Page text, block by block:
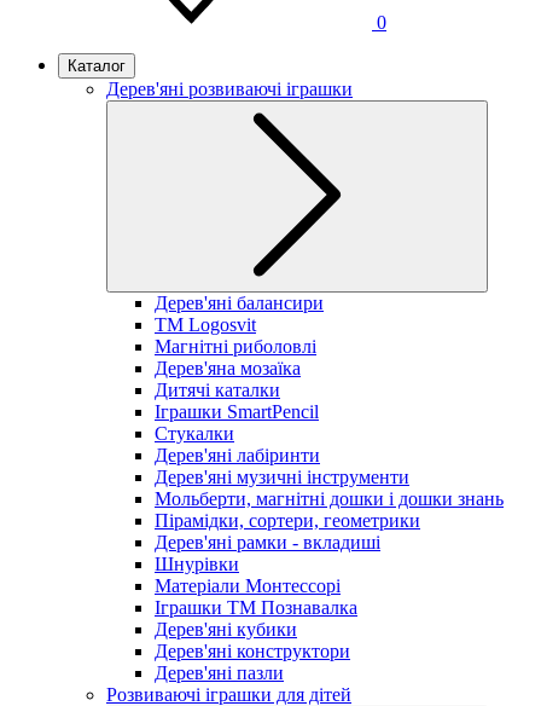
0
Каталог
Дерев'яні розвиваючі іграшки
Дерев'яні балансири
TM Logosvit
Магнітні риболовлі
Дерев'яна мозаїка
Дитячі каталки
Іграшки SmartPencil
Стукалки
Дерев'яні лабіринти
Дерев'яні музичні інструменти
Мольберти, магнітні дошки і дошки знань
Пірамідки, сортери, геометрики
Дерев'яні рамки - вкладиші
Шнурівки
Матеріали Монтессорі
Іграшки ТМ Познавалка
Дерев'яні кубики
Дерев'яні конструктори
Дерев'яні пазли
Розвиваючі іграшки для дітей